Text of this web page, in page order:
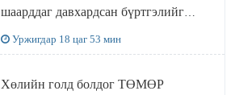
шаарддаг давхардсан бүртгэлийг
Уржигдар 18 цаг 53 мин
Хөлийн голд болдог ТӨМӨР